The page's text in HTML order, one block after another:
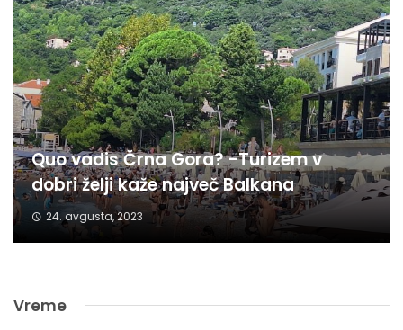
Quo vadis Črna Gora? -Turizem v
dobri želji kaže največ Balkana
24. avgusta, 2023
Vreme